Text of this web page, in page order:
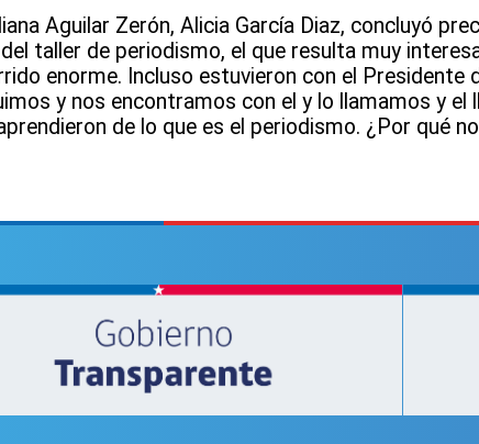
Aguilar Zerón, Alicia García Diaz, concluyó
taller de periodismo, el que resulta muy
enorme. Incluso estuvieron con el Presidente
y nos encontramos con el y lo llamamos y el
de lo que es el periodismo. ¿Por qué